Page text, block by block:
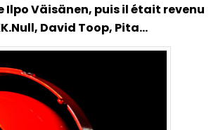
Ilpo Väisänen, puis il était revenu
David Toop, Pita…